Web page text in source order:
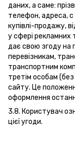
даних, а саме:
телефон, адреса, с
купівлі-продажу,
у сфері рекламних
дає свою згоду на
перевізникам,
транспортним
третім особам
сайту. Це
оформлення
3.8. Користувач
цієї угоди.